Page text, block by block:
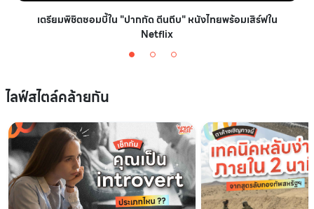
เตรียมพิชิตซอมบี้ใน "ปากกัด ตีนถีบ" หนังไทยพร้อมเสิร์ฟใน
Netflix
ไลฟ์สไตล์คล้ายกัน